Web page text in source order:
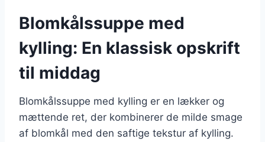
Blomkålssuppe med
kylling: En klassisk opskrift
til middag
Blomkålssuppe med kylling er en lækker og
mættende ret, der kombinerer de milde smage
af blomkål med den saftige tekstur af kylling.